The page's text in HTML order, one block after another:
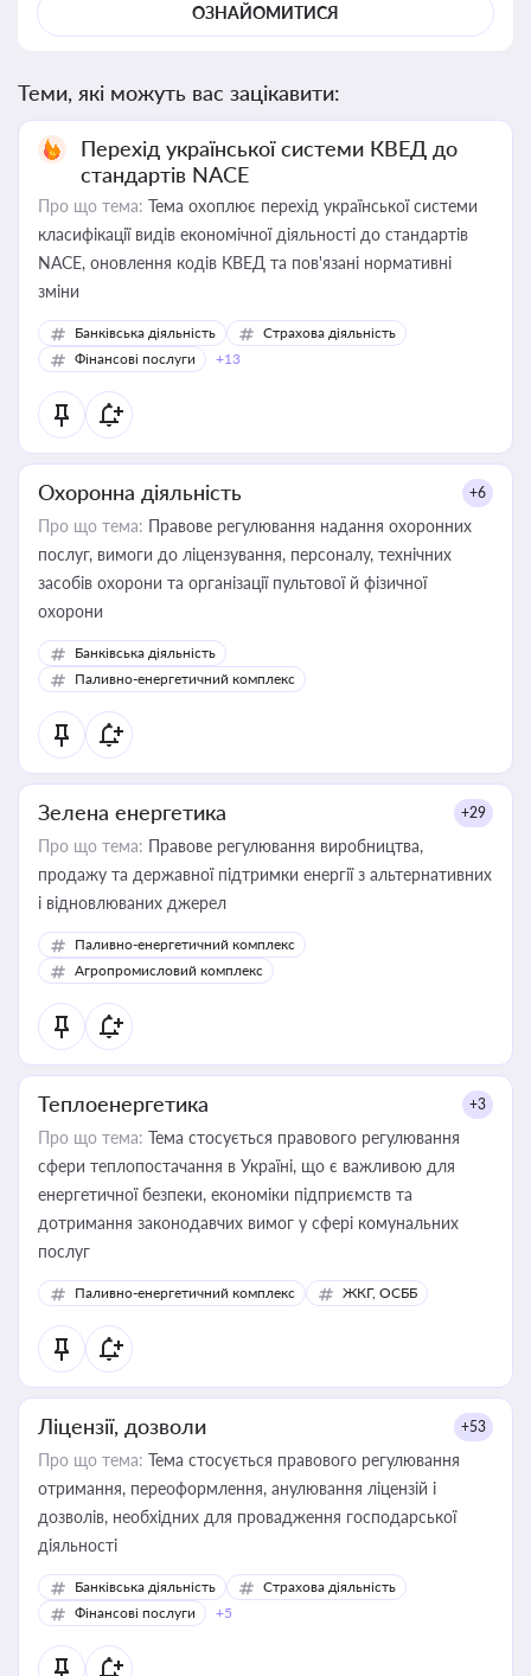
ОЗНАЙОМИТИСЯ
Теми, які можуть вас зацікавити:
Перехід української системи КВЕД до
стандартів NACE
Про що тема: Тема охоплює перехід української системи
класифікації видів економічної діяльності до стандартів
NACE, оновлення кодів КВЕД та пов'язані нормативні
зміни
Банківська діяльність
Страхова діяльність
Фінансові послуги
+13
Охоронна діяльність +6
Про що тема: Правове регулювання надання охоронних
послуг, вимоги до ліцензування, персоналу, технічних
засобів охорони та організації пультової й фізичної
охорони
Банківська діяльність
Паливно-енергетичний комплекс
Зелена енергетика +29
Про що тема: Правове регулювання виробництва,
продажу та державної підтримки енергії з альтернативних
і відновлюваних джерел
Паливно-енергетичний комплекс
Агропромисловий комплекс
Теплоенергетика +3
Про що тема: Тема стосується правового регулювання
сфери теплопостачання в Україні, що є важливою для
енергетичної безпеки, економіки підприємств та
дотримання законодавчих вимог у сфері комунальних
послуг
Паливно-енергетичний комплекс ЖКГ, ОСББ
Ліцензії, дозволи +53
Про що тема: Тема стосується правового регулювання
отримання, переоформлення, анулювання ліцензій і
дозволів, необхідних для провадження господарської
діяльності
Банківська діяльність
Страхова діяльність
Фінансові послуги
+5